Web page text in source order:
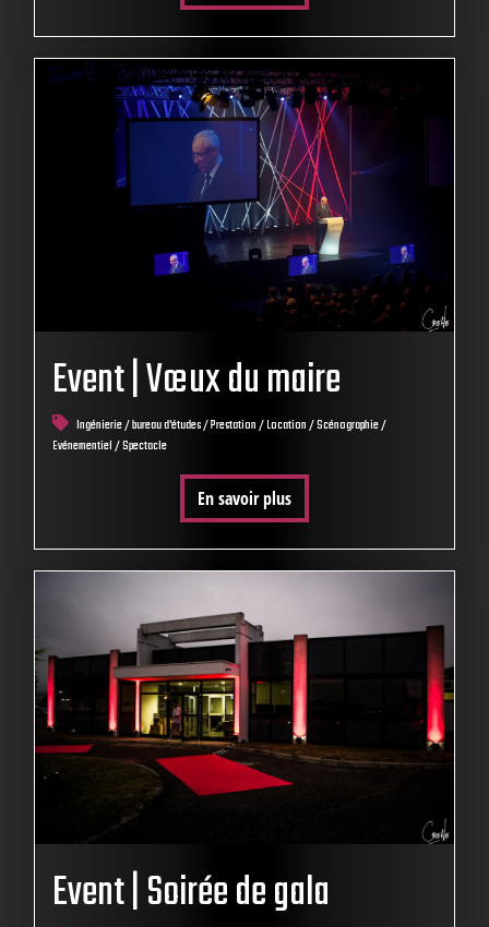
Event | Vœux du maire
Ingénierie / bureau d'études / Prestation / Location / Scénographie /
Evénementiel / Spectacle
En savoir plus
Event | Soirée de gala